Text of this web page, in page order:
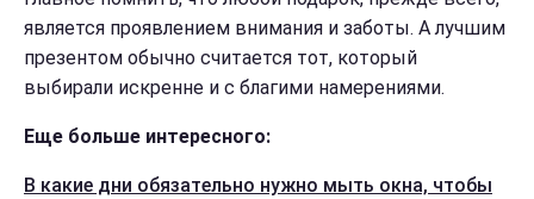
является проявлением внимания и заботы. А лучшим
презентом обычно считается тот, который
выбирали искренне и с благими намерениями.
Еще больше интересного:
В какие дни обязательно нужно мыть окна, чтобы